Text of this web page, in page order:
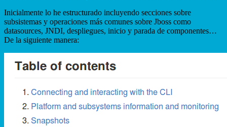
Inicialmente lo he estructurado incluyendo secciones sobre
subsistemas y operaciones más comunes sobre Jboss como
datasources, JNDI, despliegues, inicio y parada de componentes…
De la siguiente manera: